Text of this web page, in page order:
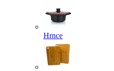
Hrnce